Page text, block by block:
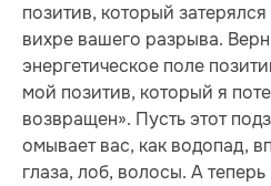
позитив, который
вихре вашего разрыва.
энергетическое поле
мой позитив, который я
возвращен». Пусть этот
омывает вас, как водопад,
глаза, лоб, волосы. А